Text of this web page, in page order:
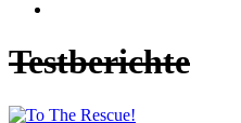
Testberichte